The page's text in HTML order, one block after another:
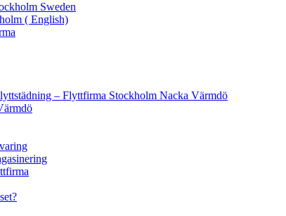
Sweden
( English)
– Flyttfirma Stockholm Nacka Värmdö